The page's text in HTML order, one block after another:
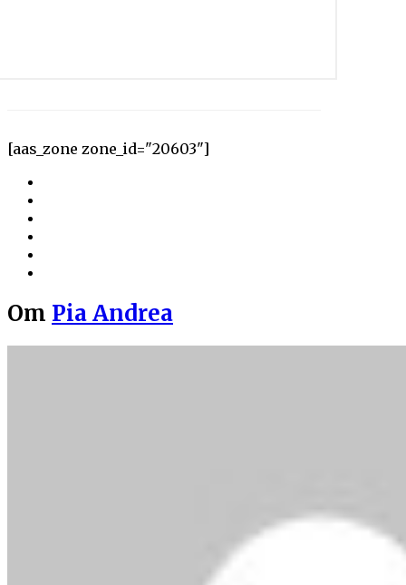
[aas_zone zone_id="20603"]
Om Pia Andrea